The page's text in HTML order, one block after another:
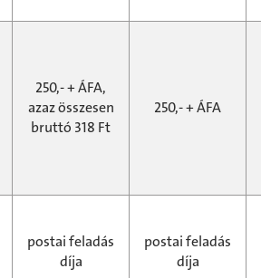
250,- + ÁFA,
azaz összesen
bruttó 318 Ft
250,- + ÁFA
postai feladás
díja
postai feladás
díja